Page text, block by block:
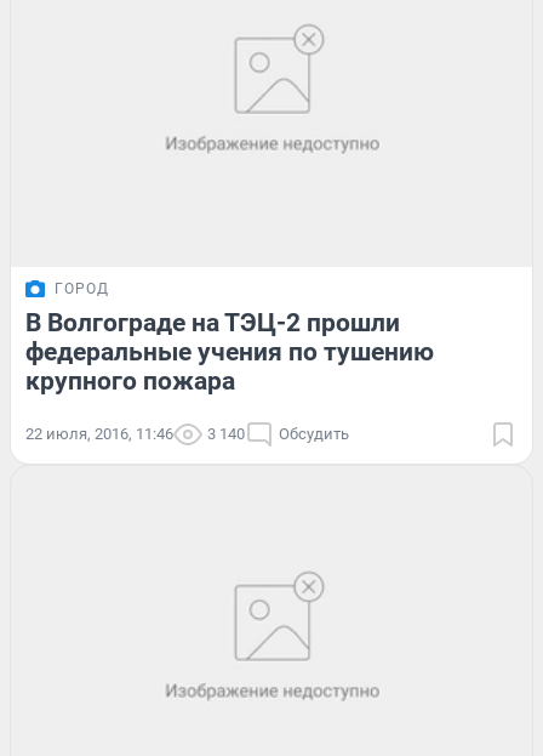
ГОРОД
В Волгограде на ТЭЦ-2 прошли
федеральные учения по тушению
крупного пожара
22 июля, 2016, 11:46 3 140 Обсудить